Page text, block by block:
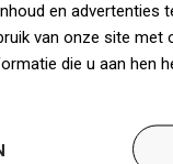


en advertenties
van onze site met
die u aan hen